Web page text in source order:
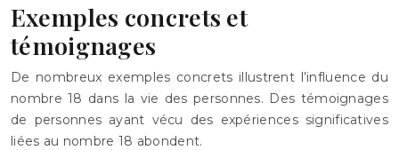
Exemples concrets et
témoignages
De nombreux exemples concrets illustrent l’influence du
nombre 18 dans la vie des personnes. Des témoignages
de personnes ayant vécu des expériences significatives
liées au nombre 18 abondent.